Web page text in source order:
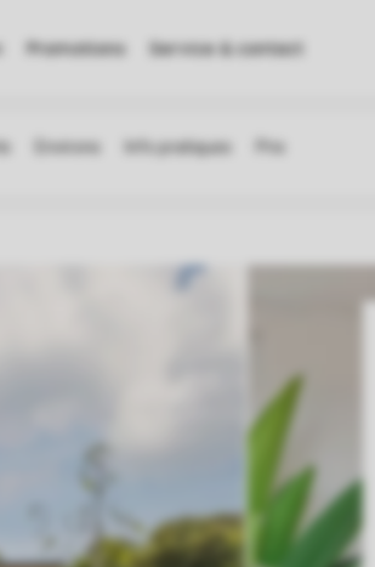
Promotions Service & contact